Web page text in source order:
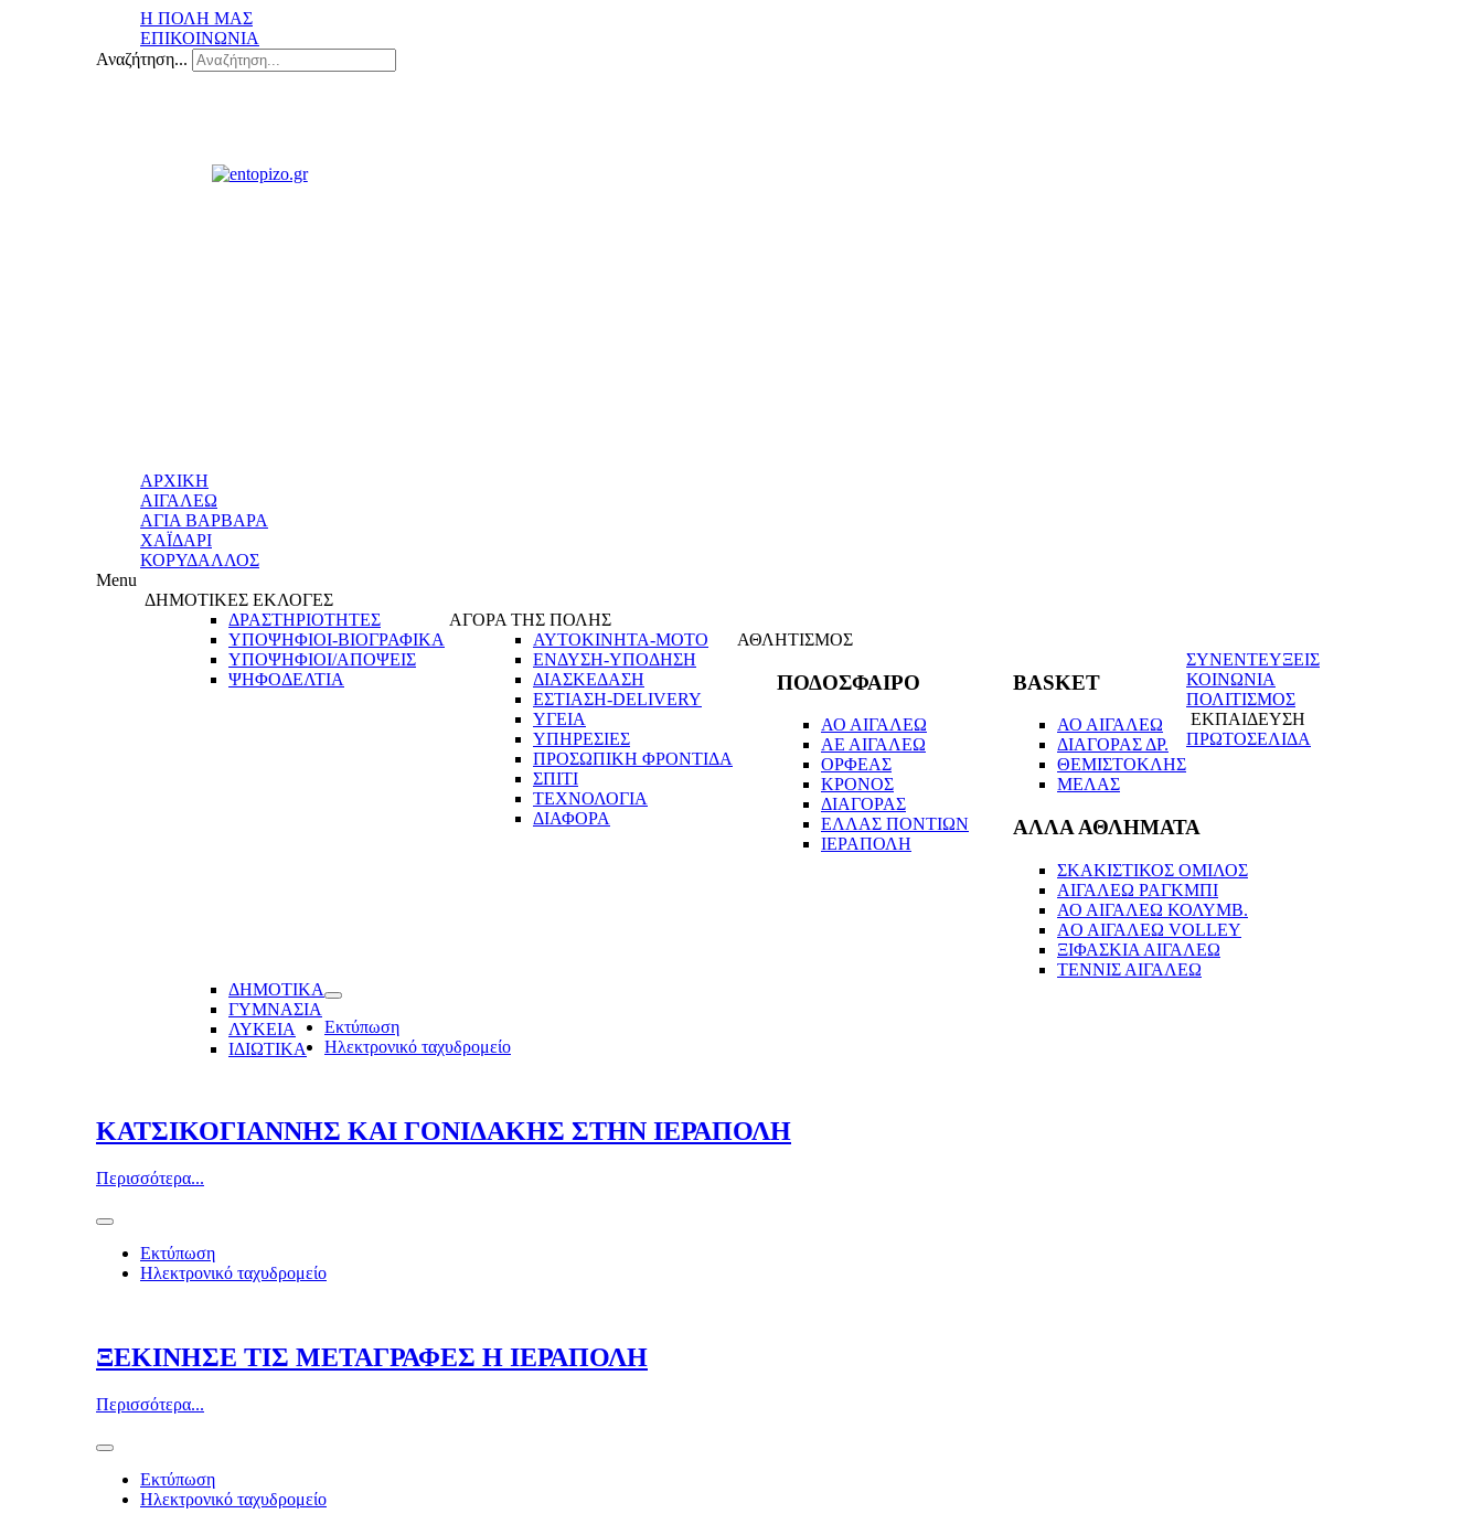
Η ΠΟΛΗ ΜΑΣ
ΕΠΙΚΟΙΝΩΝΙΑ
Αναζήτηση...
ΑΡΧΙΚΗ
ΑΙΓΑΛΕΩ
ΑΓΙΑ ΒΑΡΒΑΡΑ
ΧΑΪΔΑΡΙ
ΚΟΡΥΔΑΛΛΟΣ
Menu
ΔΗΜΟΤΙΚΕΣ ΕΚΛΟΓΕΣ
ΔΡΑΣΤΗΡΙΟΤΗΤΕΣ
ΥΠΟΨΗΦΙΟΙ-ΒΙΟΓΡΑΦΙΚΑ
ΥΠΟΨΗΦΙΟΙ/ΑΠΟΨΕΙΣ
ΨΗΦΟΔΕΛΤΙΑ
ΑΓΟΡΑ ΤΗΣ ΠΟΛΗΣ
ΑΥΤΟΚΙΝΗΤΑ-ΜΟΤΟ
ΕΝΔΥΣΗ-ΥΠΟΔΗΣΗ
ΔΙΑΣΚΕΔΑΣΗ
ΕΣΤΙΑΣΗ-DELIVERY
ΥΓΕΙΑ
ΥΠΗΡΕΣΙΕΣ
ΠΡΟΣΩΠΙΚΗ ΦΡΟΝΤΙΔΑ
ΣΠΙΤΙ
ΤΕΧΝΟΛΟΓΙΑ
ΔΙΑΦΟΡΑ
ΑΘΛΗΤΙΣΜΟΣ
ΠΟΔΟΣΦΑΙΡΟ
ΑΟ ΑΙΓΑΛΕΩ
ΑΕ ΑΙΓΑΛΕΩ
ΟΡΦΕΑΣ
ΚΡΟΝΟΣ
ΔΙΑΓΟΡΑΣ
ΕΛΛΑΣ ΠΟΝΤΙΩΝ
ΙΕΡΑΠΟΛΗ
BASKET
ΑΟ ΑΙΓΑΛΕΩ
ΔΙΑΓΟΡΑΣ ΔΡ.
ΘΕΜΙΣΤΟΚΛΗΣ
ΜΕΛΑΣ
ΑΛΛΑ ΑΘΛΗΜΑΤΑ
ΣΚΑΚΙΣΤΙΚΟΣ ΟΜΙΛΟΣ
ΑΙΓΑΛΕΩ ΡΑΓΚΜΠΙ
ΑΟ ΑΙΓΑΛΕΩ ΚΟΛΥΜΒ.
AO AIΓΑΛΕΩ VOLLEY
ΞΙΦΑΣΚΙΑ ΑΙΓΑΛΕΩ
ΤΕΝΝΙΣ ΑΙΓΑΛΕΩ
ΣΥΝΕΝΤΕΥΞΕΙΣ
ΚΟΙΝΩΝΙΑ
ΠΟΛΙΤΙΣΜΟΣ
ΕΚΠΑΙΔΕΥΣΗ
ΔΗΜΟΤΙΚΑ
ΓΥΜΝΑΣΙΑ
ΛΥΚΕΙΑ
ΙΔΙΩΤΙΚΑ
ΠΡΩΤΟΣΕΛΙΔΑ
Εκτύπωση
Ηλεκτρονικό ταχυδρομείο
ΚΑΤΣΙΚΟΓΙΑΝΝΗΣ ΚΑΙ ΓΟΝΙΔΑΚΗΣ ΣΤΗΝ ΙΕΡΑΠΟΛΗ
Περισσότερα...
Εκτύπωση
Ηλεκτρονικό ταχυδρομείο
ΞΕΚΙΝΗΣΕ ΤΙΣ ΜΕΤΑΓΡΑΦΕΣ Η ΙΕΡΑΠΟΛΗ
Περισσότερα...
Εκτύπωση
Ηλεκτρονικό ταχυδρομείο